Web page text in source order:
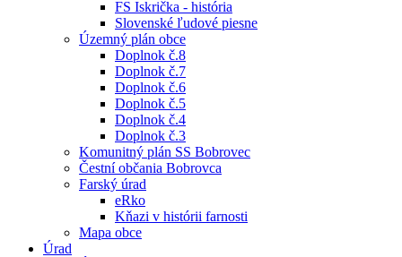
FS Iskrička - história
Slovenské ľudové piesne
Územný plán obce
Doplnok č.8
Doplnok č.7
Doplnok č.6
Doplnok č.5
Doplnok č.4
Doplnok č.3
Komunitný plán SS Bobrovec
Čestní občania Bobrovca
Farský úrad
eRko
Kňazi v histórii farnosti
Mapa obce
Úrad